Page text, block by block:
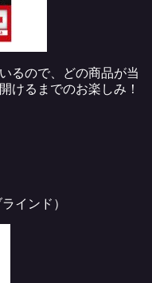
るので、どの商品が当
けるまでのお楽しみ！
インド）